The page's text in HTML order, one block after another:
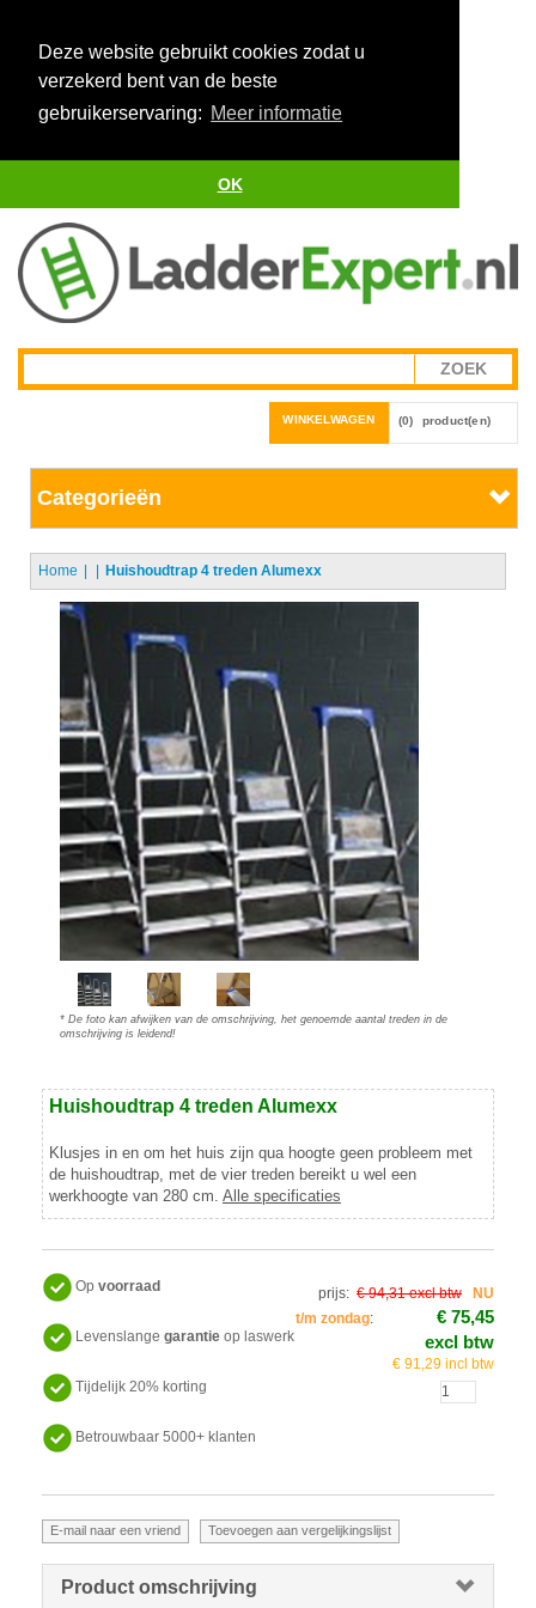
Deze website gebruikt cookies zodat u
verzekerd bent van de beste
gebruikerservaring: Meer informatie
OK
WINKELWAGEN (0) product(en)
Categorieën
Home Huishoudtrap 4 treden Alumexx
* De foto kan afwijken van de omschrijving, het genoemde aantal treden in de
omschrijving is leidend!
Huishoudtrap 4 treden Alumexx
Klusjes in en om het huis zijn qua hoogte geen probleem met
de huishoudtrap, met de vier treden bereikt u wel een
werkhoogte van 280 cm. Alle specificaties
Op voorraad
Levenslange garantie op laswerk
Tijdelijk 20% korting
Betrouwbaar 5000+ klanten
prijs: € 94,31 excl btw
NU
t/m zondag:
€ 75,45
excl btw
€ 91,29 incl btw
Product omschrijving